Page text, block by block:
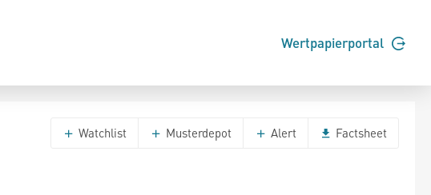
Wertpapierportal
Watchlist Musterdepot Alert Factsheet